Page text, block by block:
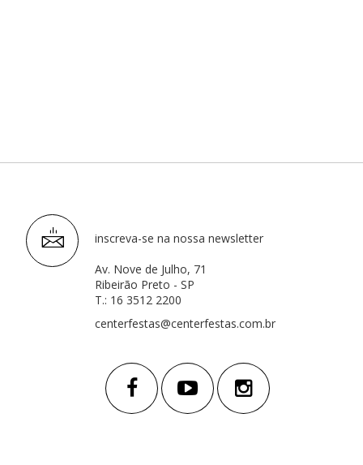
inscreva-se na nossa newsletter
Av. Nove de Julho, 71
Ribeirão Preto - SP
T.: 16 3512 2200
centerfestas@centerfestas.com.br